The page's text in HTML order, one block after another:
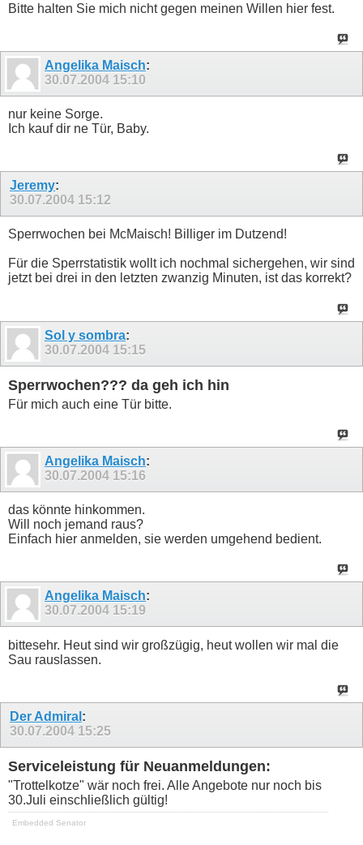
Bitte halten Sie mich nicht gegen meinen Willen hier fest.
Angelika Maisch:
30.07.2004 15:10
nur keine Sorge.
Ich kauf dir ne Tür, Baby.
Jeremy:
30.07.2004 15:12
Sperrwochen bei McMaisch! Billiger im Dutzend!
Für die Sperrstatistik wollt ich nochmal sichergehen, wir sind
jetzt bei drei in den letzten zwanzig Minuten, ist das korrekt?
Sol y sombra:
30.07.2004 15:15
Sperrwochen??? da geh ich hin
Für mich auch eine Tür bitte.
Angelika Maisch:
30.07.2004 15:16
das könnte hinkommen.
Will noch jemand raus?
Einfach hier anmelden, sie werden umgehend bedient.
Angelika Maisch:
30.07.2004 15:19
bittesehr. Heut sind wir großzügig, heut wollen wir mal die
Sau rauslassen.
Der Admiral :
30.07.2004 15:25
Serviceleistung für Neuanmeldungen:
"Trottelkotze" wär noch frei. Alle Angebote nur noch bis
30.Juli einschließlich gültig!
Embedded Senator